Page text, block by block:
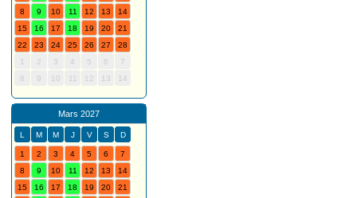
8
9 10 11 12 13
14
15
16 17 18 19 20
21
22
23 24 25 26 27
28
1
2 3 4 5 6
7
8
9 10 11 12 13 14
Mars 2027
L M M J V S D
1 2 3 4 5 6
7
8
9 10 11 12 13
14
15
16 17 18 19 20
21